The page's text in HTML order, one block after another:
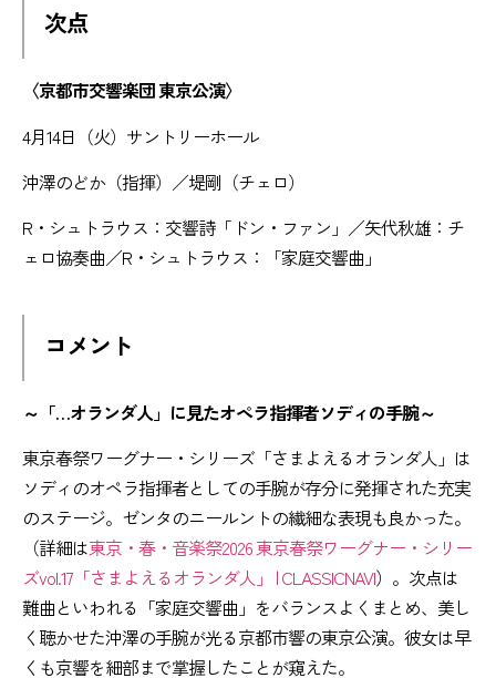
次点
〈京都市交響楽団 東京公演〉
4月14日（火）サントリーホール
沖澤のどか（指揮）／堤剛（チェロ）
R・シュトラウス：交響詩「ドン・ファン」／矢代秋雄：チ
ェロ協奏曲／R・シュトラウス：「家庭交響曲」
コメント
～「…オランダ人」に見たオペラ指揮者ソディの手腕～
東京春祭ワーグナー・シリーズ「さまよえるオランダ人」は
ソディのオペラ指揮者としての手腕が存分に発揮された充実
のステージ。ゼンタのニールントの繊細な表現も良かった。
（詳細は東京・春・音楽祭2026 東京春祭ワーグナー・シリー
ズvol.17「さまよえるオランダ人」 | CLASSICNAVI）。次点は
難曲といわれる「家庭交響曲」をバランスよくまとめ、美し
く聴かせた沖澤の手腕が光る京都市響の東京公演。彼女は早
くも京響を細部まで掌握したことが窺えた。